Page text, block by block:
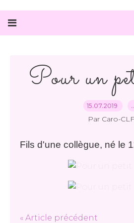
Pour un
15.07.2019
Par Caro-CLF
Fils d'une collègue, né le
« Article précédent